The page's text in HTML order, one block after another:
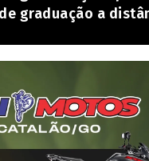
graduação a